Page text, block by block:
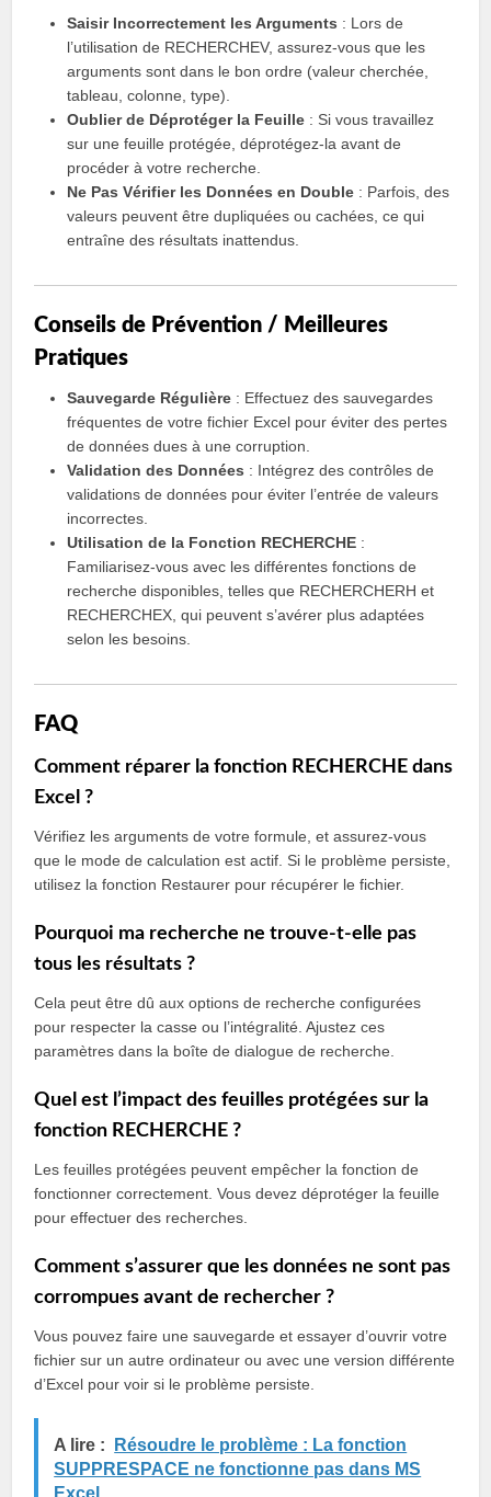
Saisir Incorrectement les Arguments : Lors de
l’utilisation de RECHERCHEV, assurez-vous que les
arguments sont dans le bon ordre (valeur cherchée,
tableau, colonne, type).
Oublier de Déprotéger la Feuille : Si vous travaillez
sur une feuille protégée, déprotégez-la avant de
procéder à votre recherche.
Ne Pas Vérifier les Données en Double : Parfois, des
valeurs peuvent être dupliquées ou cachées, ce qui
entraîne des résultats inattendus.
Conseils de Prévention / Meilleures
Pratiques
Sauvegarde Régulière : Effectuez des sauvegardes
fréquentes de votre fichier Excel pour éviter des pertes
de données dues à une corruption.
Validation des Données : Intégrez des contrôles de
validations de données pour éviter l’entrée de valeurs
incorrectes.
Utilisation de la Fonction RECHERCHE :
Familiarisez-vous avec les différentes fonctions de
recherche disponibles, telles que RECHERCHERH et
RECHERCHEX, qui peuvent s’avérer plus adaptées
selon les besoins.
FAQ
Comment réparer la fonction RECHERCHE dans
Excel ?
Vérifiez les arguments de votre formule, et assurez-vous
que le mode de calculation est actif. Si le problème persiste,
utilisez la fonction Restaurer pour récupérer le fichier.
Pourquoi ma recherche ne trouve-t-elle pas
tous les résultats ?
Cela peut être dû aux options de recherche configurées
pour respecter la casse ou l’intégralité. Ajustez ces
paramètres dans la boîte de dialogue de recherche.
Quel est l’impact des feuilles protégées sur la
fonction RECHERCHE ?
Les feuilles protégées peuvent empêcher la fonction de
fonctionner correctement. Vous devez déprotéger la feuille
pour effectuer des recherches.
Comment s’assurer que les données ne sont pas
corrompues avant de rechercher ?
Vous pouvez faire une sauvegarde et essayer d’ouvrir votre
fichier sur un autre ordinateur ou avec une version différente
d’Excel pour voir si le problème persiste.
A lire :
Résoudre le problème : La fonction
SUPPRESPACE ne fonctionne pas dans MS
Excel